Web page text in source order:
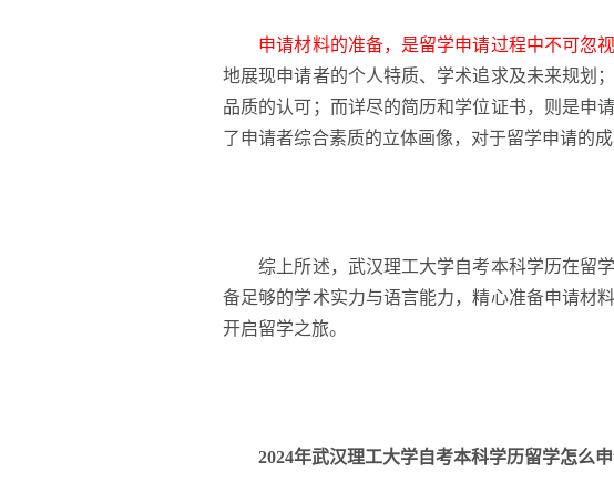
申请材料的准备，是留学申请过程中不可忽视
地展现申请者的个人特质、学术追求及未来规划
品质的认可；而详尽的简历和学位证书，则是申
了申请者综合素质的立体画像，对于留学申请的成
综上所述，武汉理工大学自考本科学历在留学
备足够的学术实力与语言能力，精心准备申请材
开启留学之旅。
2024年武汉理工大学自考本科学历留学怎么申